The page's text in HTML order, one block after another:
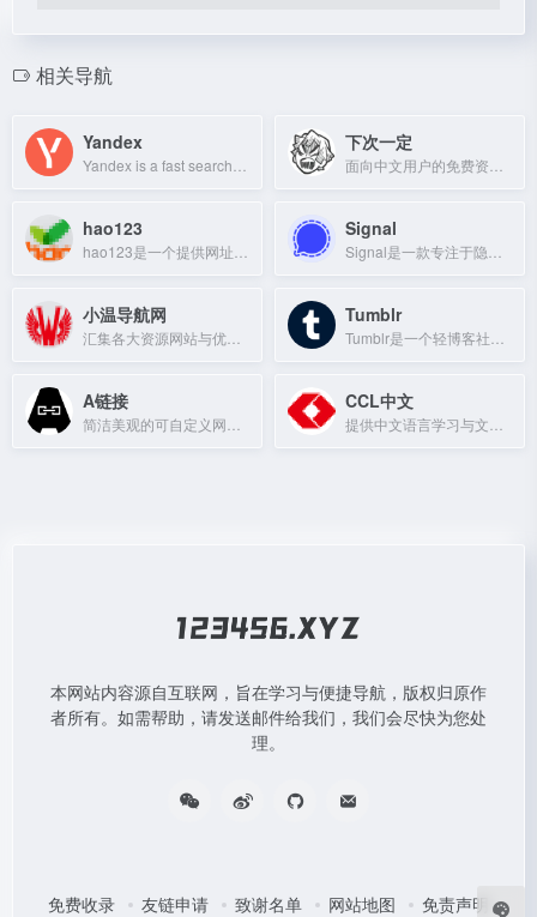
相关导航
Yandex 下次一定
hao123 Signal
小温导航网 Tumblr
A链接 CCL中文
本网站内容源自互联网，旨在学习与便捷导航，版权归原作
者所有。如需帮助，请发送邮件给我们，我们会尽快为您处
理。
免费收录 友链申请 致谢名单 网站地图 免责声明